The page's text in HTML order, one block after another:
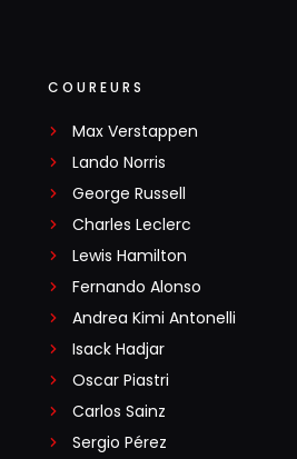
COUREURS
Max Verstappen
Lando Norris
George Russell
Charles Leclerc
Lewis Hamilton
Fernando Alonso
Andrea Kimi Antonelli
Isack Hadjar
Oscar Piastri
Carlos Sainz
Sergio Pérez